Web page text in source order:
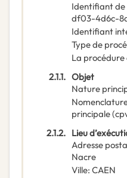
Identifiant
df03-4d6c-
Identifiant
Type de
La procédure
2.1.1. Objet
Nature
principale(
2.1.2. Lieu
Adresse
Nacre
Ville: CAEN